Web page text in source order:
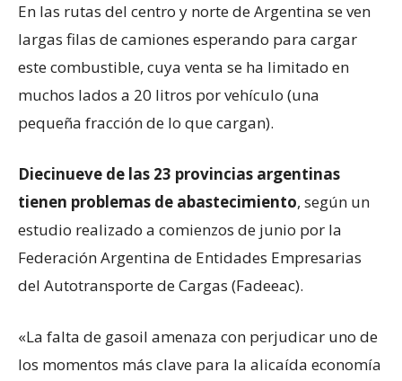
En las rutas del centro y norte de Argentina se ven
largas filas de camiones esperando para cargar
este combustible, cuya venta se ha limitado en
muchos lados a 20 litros por vehículo (una
pequeña fracción de lo que cargan).
Diecinueve de las 23 provincias argentinas
tienen problemas de abastecimiento, según un
estudio realizado a comienzos de junio por la
Federación Argentina de Entidades Empresarias
del Autotransporte de Cargas (Fadeeac).
«La falta de gasoil amenaza con perjudicar uno de
los momentos más clave para la alicaída economía